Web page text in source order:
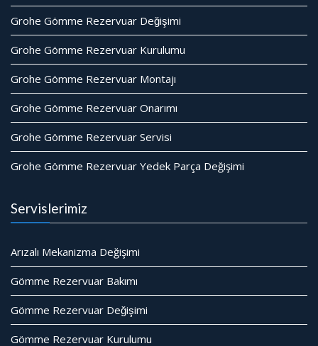
Grohe Gömme Rezervuar Değişimi
Grohe Gömme Rezervuar Kurulumu
Grohe Gömme Rezervuar Montajı
Grohe Gömme Rezervuar Onarımı
Grohe Gömme Rezervuar Servisi
Grohe Gömme Rezervuar Yedek Parça Değişimi
Servislerimiz
Arızalı Mekanizma Değişimi
Gömme Rezervuar Bakımı
Gömme Rezervuar Değişimi
Gömme Rezervuar Kurulumu